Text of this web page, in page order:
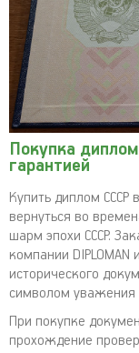
Покупка
гарантией
Купить диплом СССР
вернуться во
шарм эпохи СССР.
компании
исторического
символом
При покупке
прохождение